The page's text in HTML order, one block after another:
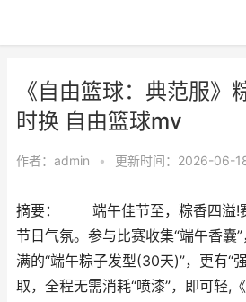
《自由篮球：典范服》
时换 自由篮球mv
作者： admin • 更新时间：2026-06-
摘要： 端午佳节至，粽香四溢!
节日气氛。参与比赛收集“端午香囊
满的“端午粽子发型(30天)”，更有“
取，全程无需消耗“喷漆”，即可轻,